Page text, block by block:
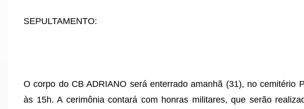
SEPULTAMENTO:
O corpo do CB ADRIANO será enterrado amanhã (31), no cemitério
às 15h. A cerimônia contará com honras militares, que serão